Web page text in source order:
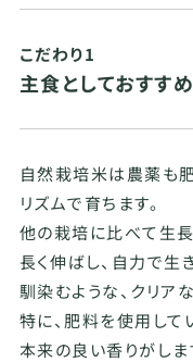
こだわり1
主食としておすす
自然栽培米は農薬も
リズムで育ちます。
他の栽培に比べて生長
長く伸ばし、自力で生
馴染むような、クリア
特に、肥料を使用して
本来の良い香りがしま